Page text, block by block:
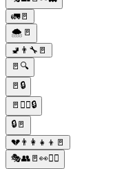
🚛🚪
🌨️🚪
🚽👨‍🔧🚪
🚪🔍
🚪🔒
🚪👨‍✈️🔒
🔒🚪
💔👨‍👩‍👧‍👦🚪
🎭👥🚪👀🕵️‍♂️